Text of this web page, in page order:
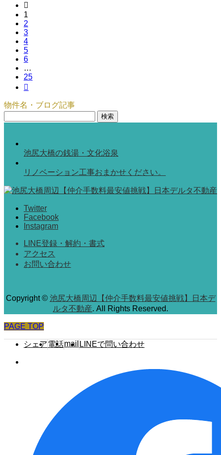

1
2
3
4
5
6
…
25

物件名・ブログ記事
索:
池尻大橋の銭湯・文化浴泉
リノベーション工事おまかせください。
Twitter
Facebook
Instagram
LINE登録・解約・書式
アクセス
お問い合わせ
Copyright© 池尻大橋周辺【仲介手数料最安値挑戦】日本デ
ルタ不動産. All Rights Reserved.
PAGE TOP
シェア電話mail LINEで問い合わせ